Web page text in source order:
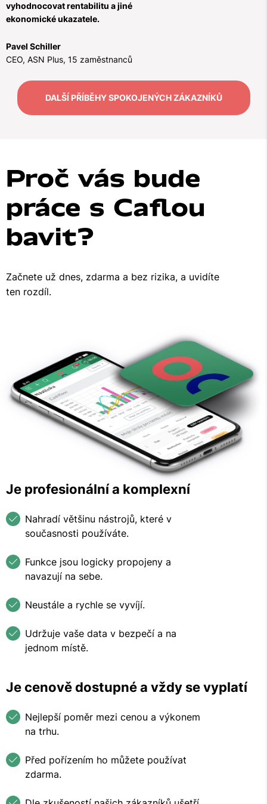
vyhodnocovat rentabilitu a jiné
ekonomické ukazatele.
Pavel Schiller
CEO, ASN Plus, 15 zaměstnanců
DALŠÍ PŘÍBĚHY SPOKOJENÝCH ZÁKAZNÍKŮ
Proč vás bude
práce s Caflou
bavit?
Začnete už dnes, zdarma a bez rizika, a uvidíte
ten rozdíl.
Je profesionální a komplexní
Nahradí většinu nástrojů, které v
současnosti používáte.
Funkce jsou logicky propojeny a
navazují na sebe.
Neustále a rychle se vyvíjí.
Udržuje vaše data v bezpečí a na
jednom místě.
Je cenově dostupné a vždy se vyplatí
Nejlepší poměr mezi cenou a výkonem
na trhu.
Před pořízením ho můžete používat
zdarma.